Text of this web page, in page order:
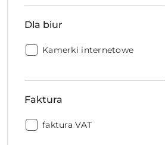
Dla biur
Dla
Kamerki internetowe
Faktura
Faktura:
faktura VAT